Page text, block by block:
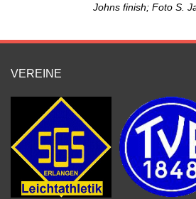
Johns finish; Foto S.
VEREINE